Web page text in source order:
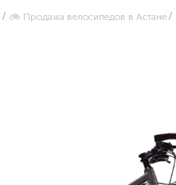
🚲 Продажа велосипедов в Астане